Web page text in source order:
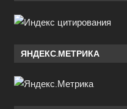
ЯНДЕКС.МЕТРИКА